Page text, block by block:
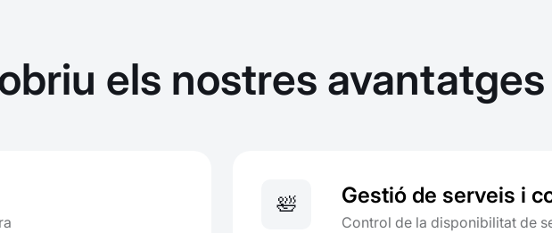
els nostres avantatges
🛀 Gestió de serveis i
Control de la disponibilitat de